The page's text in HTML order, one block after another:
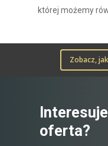
której możemy
Zobacz,
oferta?